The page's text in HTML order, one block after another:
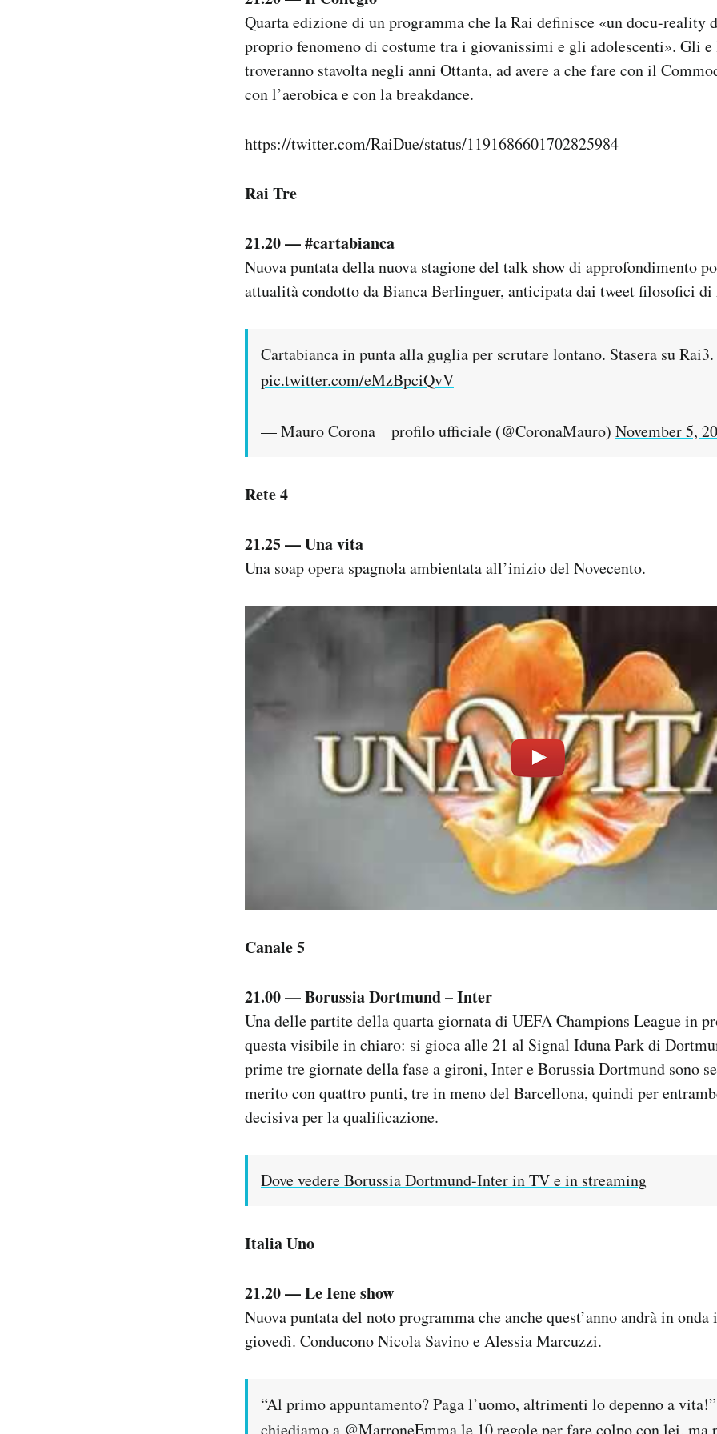
Quarta edizione di un programma che la Rai definisce «un docu-reality
proprio fenomeno di costume tra i giovanissimi e gli adolescenti». Gli
troveranno stavolta negli anni Ottanta, ad avere a che fare con il
con l’aerobica e con la breakdance.
https://twitter.com/RaiDue/status/1191686601702825984
Rai Tre
21.20 — #cartabianca
Nuova puntata della nuova stagione del talk show di approfondimento
attualità condotto da Bianca Berlinguer, anticipata dai tweet filosofici di
Cartabianca in punta alla guglia per scrutare lontano. Stasera su Rai3.
pic.twitter.com/eMzBpciQvV
— Mauro Corona _ profilo ufficiale (@CoronaMauro) November 5,
Rete 4
21.25 — Una vita
Una soap opera spagnola ambientata all’inizio del Novecento.
Canale 5
21.00 — Borussia Dortmund – Inter
Una delle partite della quarta giornata di UEFA Champions League in
questa visibile in chiaro: si gioca alle 21 al Signal Iduna Park di
prime tre giornate della fase a gironi, Inter e Borussia Dortmund sono
merito con quattro punti, tre in meno del Barcellona, quindi per
decisiva per la qualificazione.
Dove vedere Borussia Dortmund-Inter in TV e in streaming
Italia Uno
21.20 — Le Iene show
Nuova puntata del noto programma che anche quest’anno andrà in
giovedì. Conducono Nicola Savino e Alessia Marcuzzi.
“Al primo appuntamento? Paga l’uomo, altrimenti lo depenno a